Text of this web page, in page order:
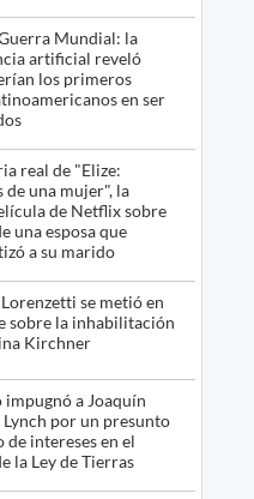
Mundial: la
artificial reveló
los primeros
en ser
real de "Elize:
de una mujer", la
de Netflix sobre
una esposa que
a su marido
se metió en
sobre la inhabilitación
Kirchner
impugnó a Joaquín
Lynch por un presunto
intereses en el
la Ley de Tierras